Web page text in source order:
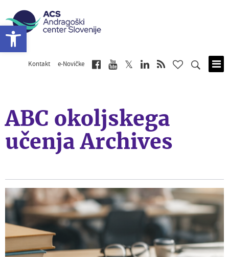
Kontakt e-Novičke
ABC okoljskega
učenja Archives
Open toolbar